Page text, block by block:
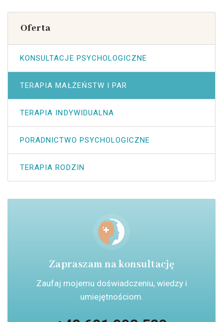
Oferta
KONSULTACJE PSYCHOLOGICZNE
TERAPIA MAŁŻEŃSTW I PAR
TERAPIA INDYWIDUALNA
PORADNICTWO PSYCHOLOGICZNE
TERAPIA RODZIN
Zapraszam na konsultację
Zaufaj mojemu doświadczeniu, wiedzy i
umiejętnościom.